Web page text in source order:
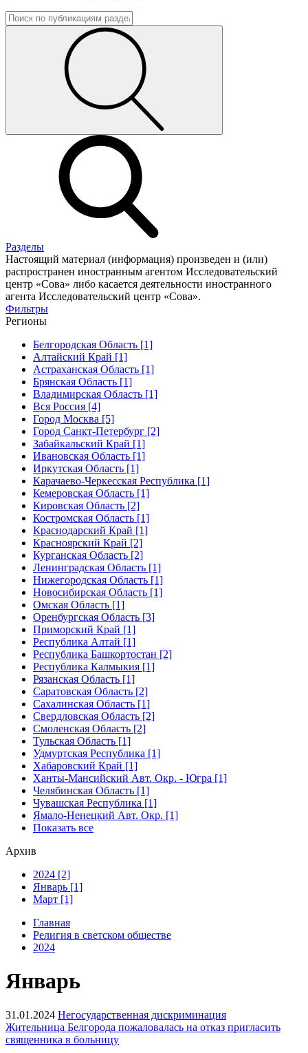
Разделы
Настоящий материал (информация) произведен и (или)
распространен иностранным агентом Исследовательский
центр «Сова» либо касается деятельности иностранного
агента Исследовательский центр «Сова».
Фильтры
Регионы
Белгородская Область [1]
Алтайский Край [1]
Астраханская Область [1]
Брянская Область [1]
Владимирская Область [1]
Вся Россия [4]
Город Москва [5]
Город Санкт-Петербург [2]
Забайкальский Край [1]
Ивановская Область [1]
Иркутская Область [1]
Карачаево-Черкесская Республика [1]
Кемеровская Область [1]
Кировская Область [2]
Костромская Область [1]
Краснодарский Край [1]
Красноярский Край [2]
Курганская Область [2]
Ленинградская Область [1]
Нижегородская Область [1]
Новосибирская Область [1]
Омская Область [1]
Оренбургская Область [3]
Приморский Край [1]
Республика Алтай [1]
Республика Башкортостан [2]
Республика Калмыкия [1]
Рязанская Область [1]
Саратовская Область [2]
Сахалинская Область [1]
Свердловская Область [2]
Смоленская Область [2]
Тульская Область [1]
Удмуртская Республика [1]
Хабаровский Край [1]
Ханты-Мансийский Авт. Окр. - Югра [1]
Челябинская Область [1]
Чувашская Республика [1]
Ямало-Ненецкий Авт. Окр. [1]
Показать все
Архив
2024 [2]
Январь [1]
Март [1]
Главная
Религия в светском обществе
2024
Январь
31.01.2024 Негосударственная дискриминация
Жительница Белгорода пожаловалась на отказ пригласить
священника в больницу